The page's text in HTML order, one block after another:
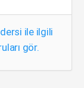
ile ilgili
gör.